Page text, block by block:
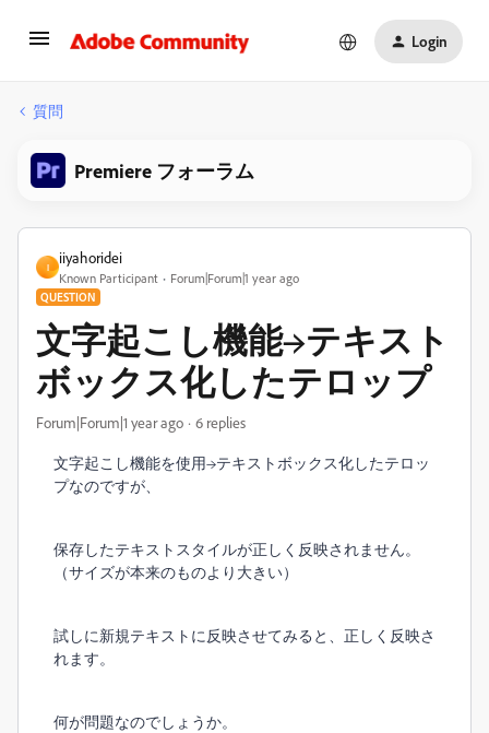
Login
質問
Premiere フォーラム
I
iiyahoridei
Known Participant Forum|Forum|1 year ago
QUESTION
文字起こし機能→テキスト
ボックス化したテロップ
Forum|Forum|1 year ago 6 replies
文字起こし機能を使用→テキストボックス化したテロッ
プなのですが、
保存したテキストスタイルが正しく反映されません。
（サイズが本来のものより大きい）
試しに新規テキストに反映させてみると、正しく反映さ
れます。
何が問題なのでしょうか。